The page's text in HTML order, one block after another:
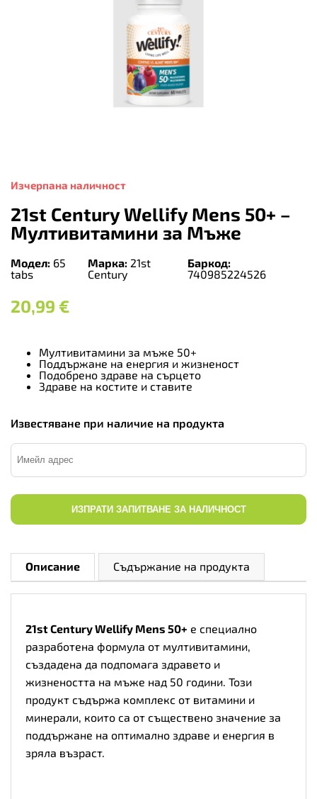
Изчерпана наличност
21st Century Wellify Mens 50+ –
Мултивитамини за Мъже
Модел: 65
tabs
Марка:21st
Century
Баркод:
740985224526
20,99 €
Мултивитамини за мъже 50+
Поддържане на енергия и жизненост
Подобрено здраве на сърцето
Здраве на костите и ставите
Известяване при наличие на продукта
ИЗПРАТИ ЗАПИТВАНЕ ЗА НАЛИЧНОСТ
Описание Съдържание на продукта
21st Century Wellify Mens 50+ е специално
разработена формула от мултивитамини,
създадена да подпомага здравето и
жизнеността на мъже над 50 години. Този
продукт съдържа комплекс от витамини и
минерали, които са от съществено значение за
поддържане на оптимално здраве и енергия в
зряла възраст.